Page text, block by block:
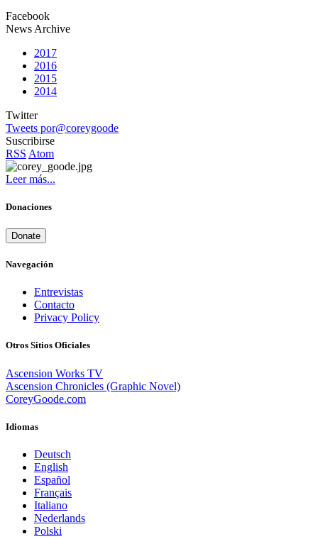
Facebook
News Archive
2017
2016
2015
2014
Twitter
Tweets por@coreygoode
Suscribirse
RSS Atom
Leer más...
Donaciones
Donate
Navegación
Entrevistas
Contacto
Privacy Policy
Otros Sitios Oficiales
Ascension Works TV
Ascension Chronicles (Graphic Novel)
CoreyGoode.com
Idiomas
Deutsch
English
Español
Français
Italiano
Nederlands
Polski